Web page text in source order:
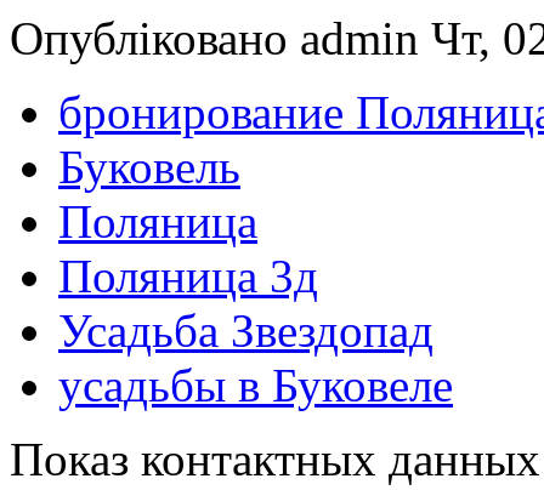
Опубліковано admin Чт,
бронирование
Буковель
Поляница
Поляница 3д
Усадьба Звездопад
усадьбы в Буковеле
Показ контактных